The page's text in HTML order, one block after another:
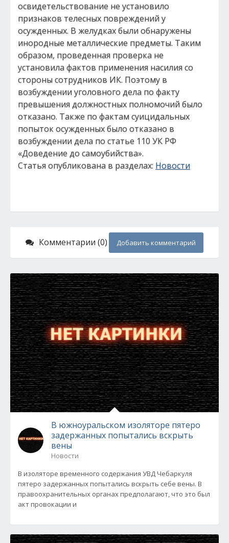
освидетельствование не установило
признаков телесных повреждений у
осужденных. В желудках были обнаружены
инородные металлические предметы. Таким
образом, проведенная проверка не
установила фактов применения насилия со
стороны сотрудников ИК. Поэтому в
возбуждении уголовного дела по факту
превышения должностных полномочий было
отказано. Также по фактам суицидальных
попыток осужденных было отказано в
возбуждении дела по статье 110 УК РФ
«Доведение до самоубийства».
Статья опубликована в разделах: Новости
Комментарии (0) Добавить комментарий
В южноуральском изоляторе пятеро
задержанных попытались вскрыть
вены
Новости
В изоляторе временного содержания УВД Чебаркуля
пятеро задержанных попытались вскрыть себе вены. В
правоохранительных органах предполагают, что это был
акт провокации и